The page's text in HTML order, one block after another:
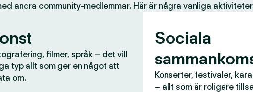
andra community-medlemmar. Här är några vanliga
filmer, språk – det vill
typ allt som ger en något att
om.
Sociala
Konserter, festivaler,
– allt som är roligare